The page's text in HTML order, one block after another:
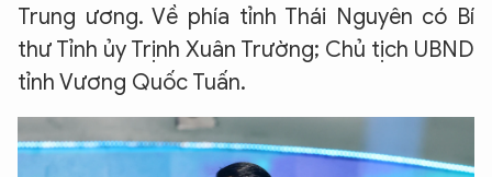
Trung ương. Về phía tỉnh Thái Nguyên có Bí
thư Tỉnh ủy Trịnh Xuân Trường; Chủ tịch UBND
tỉnh Vương Quốc Tuấn.